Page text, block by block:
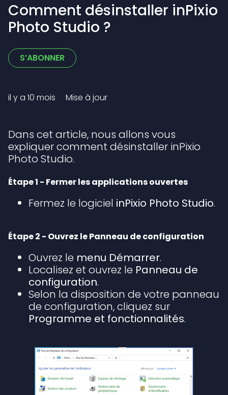
Comment désinstaller inPixio
Photo Studio ?
S’ABONNER
il y a 10 mois Mise à jour
Dans cet article, nous allons vous
expliquer comment désinstaller inPixio
Photo Studio.
Étape 1 - Fermer les applications ouvertes
Fermez le logiciel inPixio Photo Studio.
Étape 2 - Ouvrez le Panneau de configuration
Ouvrez le menu Démarrer.
Localisez et ouvrez le Panneau de
configuration.
Selon la disposition de votre panneau
de configuration, cliquez sur
Programme et fonctionnalités.